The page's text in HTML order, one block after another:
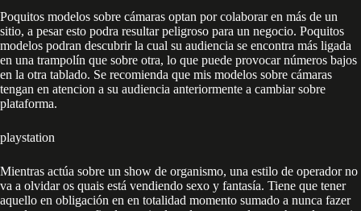
Poquitos modelos sobre cámaras optan por colaborar en más de un
sitio, a pesar esto podra resultar peligroso para un negocio. Poquitos
modelos podran descubrir la cual su audiencia se encontra más ligada
en una trampolín que sobre otra, lo que puede provocar números bajos
en la otra tablado. Se recomienda que mis modelos sobre cámaras
tengan en atencion a su audiencia anteriormente a cambiar sobre
plataforma.
playstation
Mientras actúa sobre un show de organismo, una estilo de operador no
va a olvidar os quais está vendiendo sexo y fantasía. Tiene que tener
aquello en obligación en en totalidad momento sumado a nunca fazer